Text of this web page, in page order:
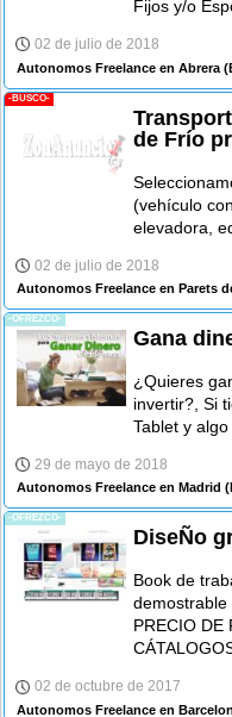
Fijos y/o
02 de julio de 2018
Autonomos Freelance en Abrera
-BUSCO-
de Frío
(vehículo
elevadora,
02 de julio de 2018
Autonomos Freelance en Parets
-OFREZCO-
Gana
¿Quieres
invertir?, Si
Tablet y
29 de mayo de 2018
Autonomos Freelance en Madrid
-OFREZCO-
DiseÑo
Book de
demostrable
PRECIO DE
02 de octubre de 2017
Autonomos Freelance en